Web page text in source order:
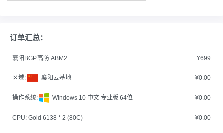
订单汇总：
襄阳BGP.高防.ABM2: ¥699
区域: 襄阳云基地 ¥0.00
操作系统: Windows 10 中文 专业版 64位 ¥0.00
CPU: Gold 6138 * 2 (80C) ¥0.00